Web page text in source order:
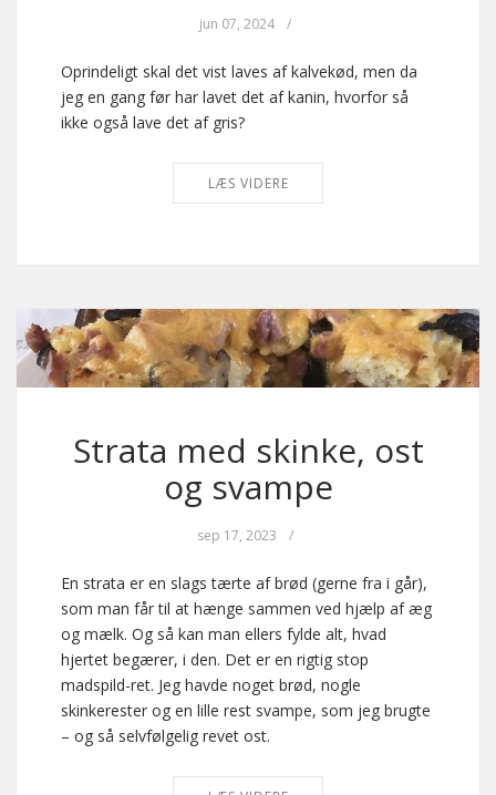
jun 07, 2024 /
Oprindeligt skal det vist laves af kalvekød, men da
jeg en gang før har lavet det af kanin, hvorfor så
ikke også lave det af gris?
LÆS VIDERE
Strata med skinke, ost
og svampe
sep 17, 2023 /
En strata er en slags tærte af brød (gerne fra i går),
som man får til at hænge sammen ved hjælp af æg
og mælk. Og så kan man ellers fylde alt, hvad
hjertet begærer, i den. Det er en rigtig stop
madspild-ret. Jeg havde noget brød, nogle
skinkerester og en lille rest svampe, som jeg brugte
– og så selvfølgelig revet ost.